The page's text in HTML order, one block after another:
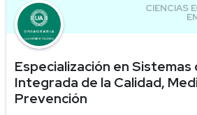
Especialización en
Integrada de la Calidad,
Prevención